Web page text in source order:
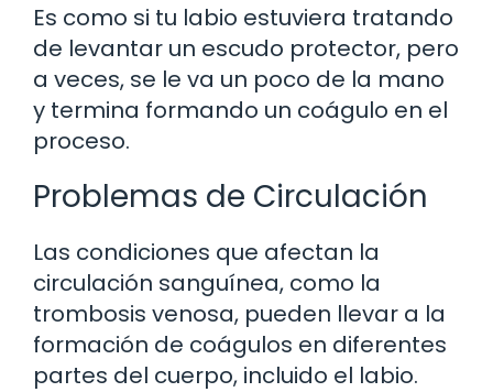
Es como si tu labio estuviera tratando
de levantar un escudo protector, pero
a veces, se le va un poco de la mano
y termina formando un coágulo en el
proceso.
Problemas de Circulación
Las condiciones que afectan la
circulación sanguínea, como la
trombosis venosa, pueden llevar a la
formación de coágulos en diferentes
partes del cuerpo, incluido el labio.